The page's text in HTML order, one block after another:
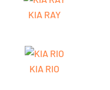
KIA RAY
KIA RIO